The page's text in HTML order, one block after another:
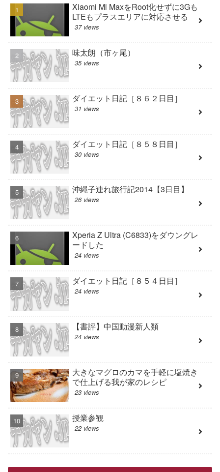
Xiaomi Mi MaxをRoot化せずに3Gも
LTEもプラスエリアに対応させる
37 views
味太朗（市ヶ尾）
35 views
ダイエット日記［８６２日目］
31 views
ダイエット日記［８５８日目］
30 views
沖縄子連れ旅行記2014【3日目】
26 views
Xperia Z Ultra (C6833)をダウングレ
ードした
24 views
ダイエット日記［８５４日目］
24 views
【書評】中国動漫新人類
24 views
大きなマグロのカマを手軽に塩焼き
で仕上げる我が家のレシピ
23 views
授業参観
22 views